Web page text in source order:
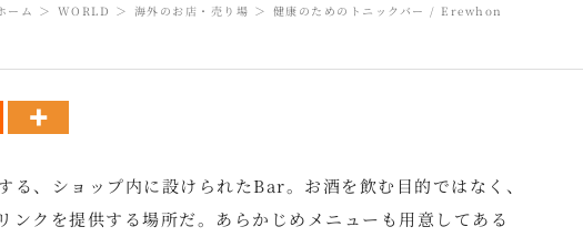
ーム WORLD 海外のお店・売り場 健康のためのトニックバー / Erewhon
、ショップ内に設けられたBar。お酒を飲む目的ではなく、
クを提供する場所だ。あらかじめメニューも用意してある